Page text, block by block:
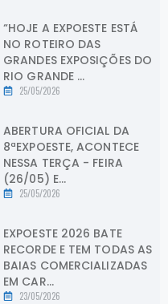
“HOJE A EXPOESTE ESTÁ
NO ROTEIRO DAS
GRANDES EXPOSIÇÕES DO
RIO GRANDE ...
25/05/2026
ABERTURA OFICIAL DA
8ªEXPOESTE, ACONTECE
NESSA TERÇA - FEIRA
(26/05) E...
25/05/2026
EXPOESTE 2026 BATE
RECORDE E TEM TODAS AS
BAIAS COMERCIALIZADAS
EM CAR...
23/05/2026